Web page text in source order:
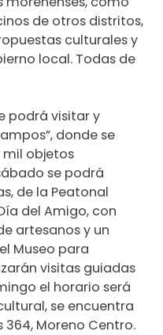
de otros distritos,
culturales y
local. Todas de
podrá visitar y
donde se
mil objetos
se podrá
de la Peatonal
del Amigo, con
artesanos y un
Museo para
visitas guiadas
el horario será
se encuentra
Moreno Centro.